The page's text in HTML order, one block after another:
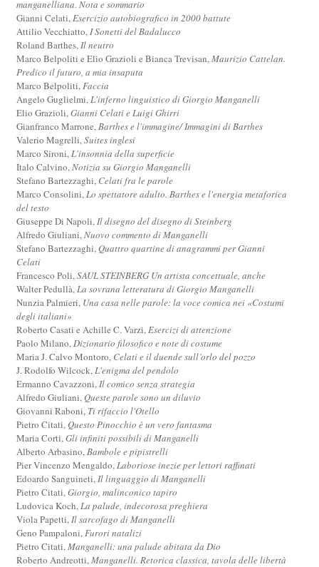
manganelliana. Nota e sommario
Gianni Celati,Esercizio autobiografico in 2000 battute
Attilio Vecchiatto,I Sonetti del Badalucco
Roland Barthes,Il neutro
Marco Belpoliti e Elio Grazioli e Bianca Trevisan,Maurizio Cattelan.
Predico il futuro, a mia insaputa
Marco Belpoliti,Faccia
Angelo Guglielmi,L'inferno linguistico di Giorgio Manganelli
Elio Grazioli,Gianni Celati e Luigi Ghirri
Gianfranco Marrone,Barthes e l'immagine/ Immagini di Barthes
Valerio Magrelli,Suites inglesi
Marco Sironi,L'insonnia della superficie
Italo Calvino,Notizia su Giorgio Manganelli
Stefano Bartezzaghi, Celati fra le parole
Marco Consolini,Lo spettatore adulto. Barthes e l'energia metaforica
del testo
Giuseppe Di Napoli,Il disegno del disegno di Steinberg
Alfredo Giuliani,Nuovo commento di Manganelli
Stefano Bartezzaghi,Quattro quartine di anagrammi per Gianni
Celati
Francesco Poli,SAUL STEINBERG Un artista concettuale, anche
Walter Pedullà,La sovrana letteratura di Giorgio Manganelli
Nunzia Palmieri, Una casa nelle parole: la voce comica nei «Costumi
degli italiani»
Roberto Casati e Achille C. Varzi,Esercizi di attenzione
Paolo Milano,Dizionario filosofico e note di costume
Maria J. Calvo Montoro, Celati e il duende sull’orlo del pozzo
J. Rodolfo Wilcock,L'enigma del pendolo
Ermanno Cavazzoni,Il comico senza strategia
Alfredo Giuliani,Queste parole sono un diluvio
Giovanni Raboni, Ti rifaccio l'Otello
Pietro Citati,Questo Pinocchio è un vero fantasma
Maria Corti,Gli infiniti possibili di Manganelli
Alberto Arbasino,Bambole e pipistrelli
Pier Vincenzo Mengaldo,Laboriose inezie per lettori raffinati
Edoardo Sanguineti,Il linguaggio di Manganelli
Pietro Citati,Giorgio, malinconico tapiro
Ludovica Koch,La palude, indecorosa preghiera
Viola Papetti,Il sarcofago di Manganelli
Geno Pampaloni,Furori natalizi
Pietro Citati,Manganelli: una palude abitata da Dio
Roberto Andreotti,Manganelli. Retorica classica, tavola delle libertà